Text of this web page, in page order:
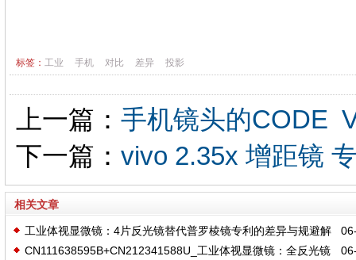
标签： 工业 手机 对比 差异 投影
上一篇： 手机镜头的CODE
下一篇： vivo 2.35x 增距镜
相关文章
工业体视显微镜：4片反光镜替代普罗棱镜专利的差异与规避解
析
CN111638595B+CN212341588U_工业体视显微镜：全反光镜